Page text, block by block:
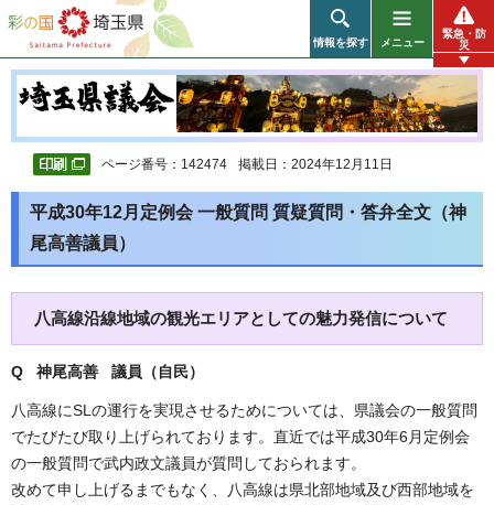
彩の国 埼玉県
情報を探す メニュー
緊急・防
災
ページ番号：142474 掲載日：2024年12月11日
平成30年12月定例会 一般質問 質疑質問・答弁全文（神
尾高善議員）
八高線沿線地域の観光エリアとしての魅力発信について
Q 神尾高善 議員（自民）
八高線にSLの運行を実現させるためについては、県議会の一般質問
でたびたび取り上げられております。直近では平成30年6月定例会
の一般質問で武内政文議員が質問しておられます。
改めて申し上げるまでもなく、八高線は県北部地域及び西部地域を